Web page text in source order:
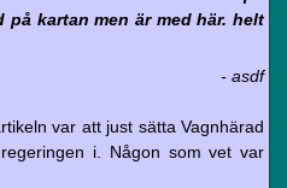
kartan men är med här. helt
- asdf
var att just sätta Vagnhärad
i. Någon som vet var